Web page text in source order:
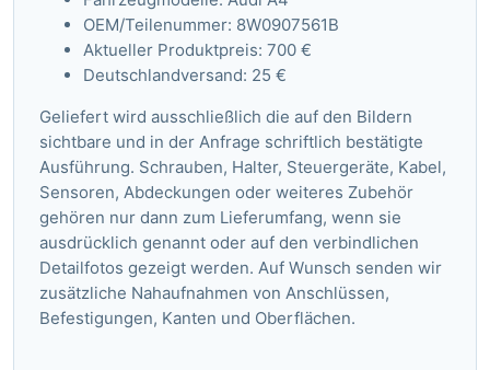
OEM/Teilenummer: 8W0907561B
Aktueller Produktpreis: 700 €
Deutschlandversand: 25 €
Geliefert wird ausschließlich die auf den Bildern
sichtbare und in der Anfrage schriftlich bestätigte
Ausführung. Schrauben, Halter, Steuergeräte, Kabel,
Sensoren, Abdeckungen oder weiteres Zubehör
gehören nur dann zum Lieferumfang, wenn sie
ausdrücklich genannt oder auf den verbindlichen
Detailfotos gezeigt werden. Auf Wunsch senden wir
zusätzliche Nahaufnahmen von Anschlüssen,
Befestigungen, Kanten und Oberflächen.